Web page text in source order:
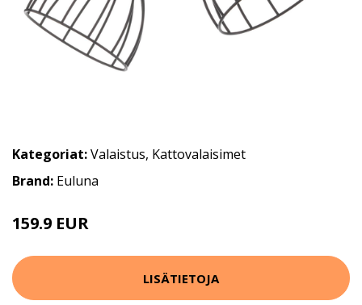
Kategoriat:Valaistus, Kattovalaisimet
Brand: Euluna
159.9 EUR
LISÄTIETOJA